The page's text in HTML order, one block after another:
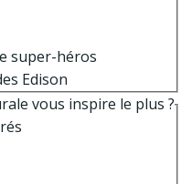
super-héros
Edison
vous inspire le plus ?